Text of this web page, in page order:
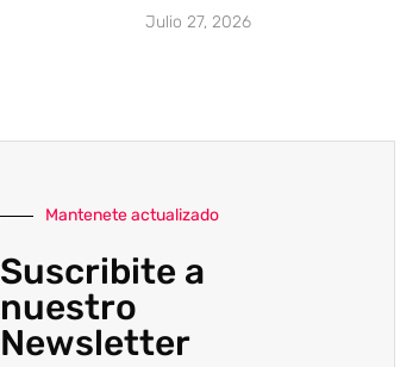
Julio 27, 2026
Mantenete actualizado
Suscribite a
nuestro
Newsletter